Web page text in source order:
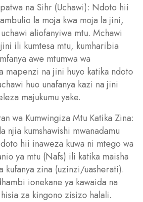
na Sihr (Uchawi): Ndoto hii
la moja kwa moja la jini,
aliofanyiwa mtu. Mchawi
ili kumtesa mtu, kumharibia
awe mtumwa wa
mapenzi na jini huyo katika ndoto
huo unafanya kazi na jini
majukumu yake.
wa Kumwingiza Mtu Katika Zina:
njia kumshawishi mwanadamu
hii inaweza kuwa ni mtego wa
ya mtu (Nafs) ili katika maisha
kufanya zina (uzinzi/uasherati).
ionekane ya kawaida na
za kingono zisizo halali.